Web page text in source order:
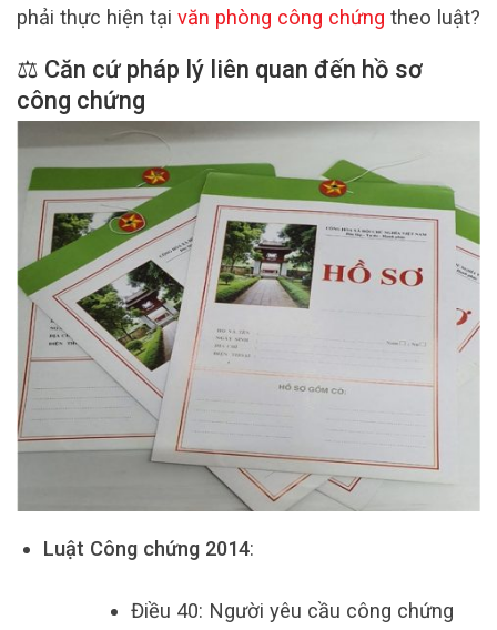
phải thực hiện tại văn phòng công chứng theo luật?
⚖️ Căn cứ pháp lý liên quan đến hồ sơ
công chứng
Luật Công chứng 2014:
Điều 40: Người yêu cầu công chứng